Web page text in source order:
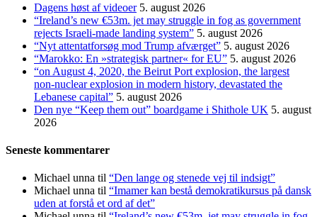
Dagens høst af videoer 5. august 2026
“Ireland’s new €53m. jet may struggle in fog as government
rejects Israeli-made landing system” 5. august 2026
“Nyt attentatforsøg mod Trump afværget” 5. august 2026
“Marokko: En »strategisk partner« for EU” 5. august 2026
“on August 4, 2020, the Beirut Port explosion, the largest
non-nuclear explosion in modern history, devastated the
Lebanese capital” 5. august 2026
Den nye “Keep them out” boardgame i Shithole UK 5. august
2026
Seneste kommentarer
Michael unna til “Den lange og stenede vej til indsigt”
Michael unna til “Imamer kan bestå demokratikursus på dansk
uden at forstå et ord af det”